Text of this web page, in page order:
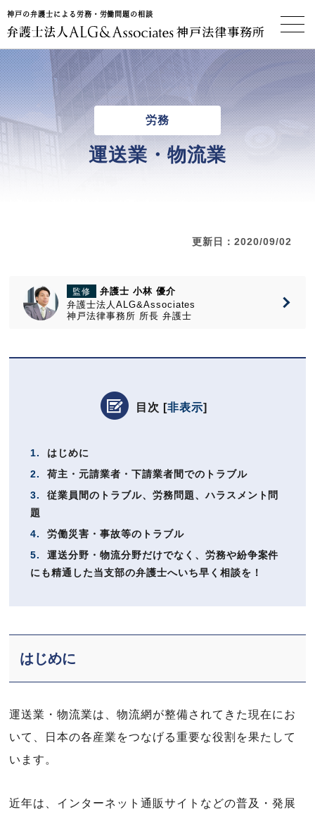
神戸の弁護士による労務・労働問題の相談
神戸法律事務所
労務
運送業・物流業
更新日：2020/09/02
監修
弁護士 小林 優介
弁護士法人ALG&Associates
神戸法律事務所 所長 弁護士
目次 [非表示]
1.
はじめに
2.
荷主・元請業者・下請業者間でのトラブル
3.
従業員間のトラブル、労務問題、ハラスメント問
題
4.
労働災害・事故等のトラブル
5.
運送分野・物流分野だけでなく、労務や紛争案件
にも精通した当支部の弁護士へいち早く相談を！
はじめに
運送業・物流業は、物流網が整備されてきた現在にお
いて、日本の各産業をつなげる重要な役割を果たして
います。
近年は、インターネット通販サイトなどの普及・発展